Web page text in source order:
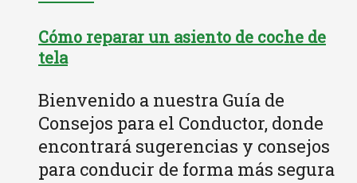
Cómo reparar un asiento de coche de
tela
Bienvenido a nuestra Guía de
Consejos para el Conductor, donde
encontrará sugerencias y consejos
para conducir de forma más segura